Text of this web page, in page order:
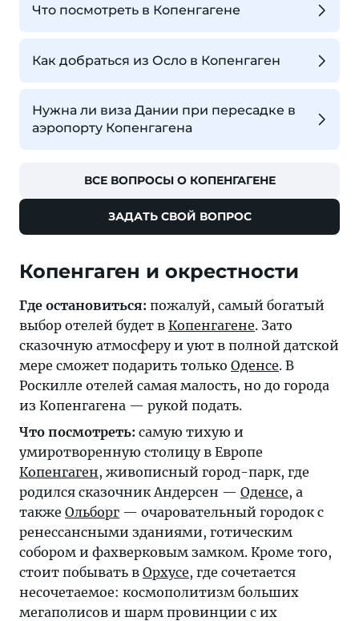
Что посмотреть в Копенгагене
Как добраться из Осло в Копенгаген
Нужна ли виза Дании при пересадке в
аэропорту Копенгагена
ВСЕ ВОПРОСЫ О КОПЕНГАГЕНЕ
ЗАДАТЬ СВОЙ ВОПРОС
Копенгаген и окрестности
Где остановиться: пожалуй, самый богатый
выбор отелей будет в Копенгагене. Зато
сказочную атмосферу и уют в полной датской
мере сможет подарить только Оденсе. В
Роскилле отелей самая малость, но до города
из Копенгагена — рукой подать.
Что посмотреть: самую тихую и
умиротворенную столицу в Европе
Копенгаген, живописный город-парк, где
родился сказочник Андерсен — Оденсе, а
также Ольборг — очаровательный городок с
ренессансными зданиями, готическим
собором и фахверковым замком. Кроме того,
стоит побывать в Орхусе, где сочетается
несочетаемое: космополитизм больших
мегаполисов и шарм провинции с их